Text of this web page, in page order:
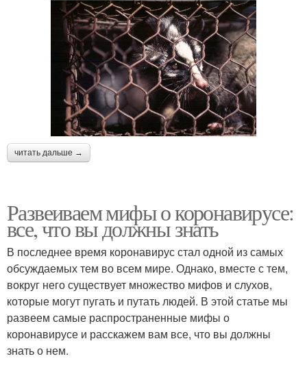
читать дальше →
Развеиваем мифы о коронавирусе:
все, что вы должны знать
В последнее время коронавирус стал одной из самых
обсуждаемых тем во всем мире. Однако, вместе с тем,
вокруг него существует множество мифов и слухов,
которые могут пугать и путать людей. В этой статье мы
развеем самые распространенные мифы о
коронавирусе и расскажем вам все, что вы должны
знать о нем.